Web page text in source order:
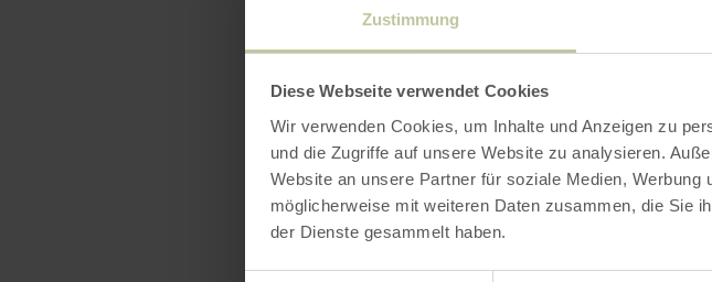
Zustimmung
Diese Webseite verwendet Cookies
Wir verwenden Cookies, um Inhalte und Anzeigen zu
und die Zugriffe auf unsere Website zu analysieren.
Website an unsere Partner für soziale Medien,
möglicherweise mit weiteren Daten zusammen, die Sie
der Dienste gesammelt haben.
Luftpumpe mit Manometer